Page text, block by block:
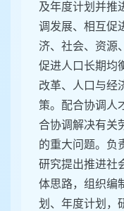
及年度计划并推
调发展、相互促
济、社会、资源
促进人口长期均
改革、人口与经
策。配合协调人
合协调解决有关
的重大问题。负
研究提出推进社
体思路，组织编
划、年度计划，